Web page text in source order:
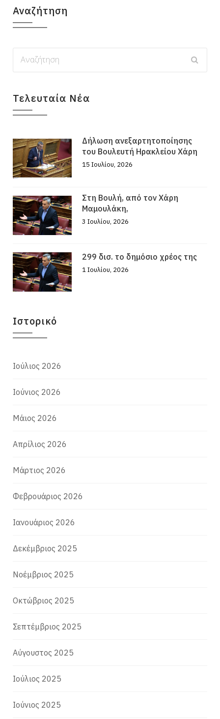
Αναζήτηση
Τελευταία Νέα
Δήλωση ανεξαρτητοποίησης
του Βουλευτή Ηρακλείου Χάρη
15 Ιουλίου, 2026
Στη Βουλή, από τον Χάρη
Μαμουλάκη,
3 Ιουλίου, 2026
299 δισ. το δημόσιο χρέος της
1 Ιουλίου, 2026
Ιστορικό
Ιούλιος 2026
Ιούνιος 2026
Μάιος 2026
Απρίλιος 2026
Μάρτιος 2026
Φεβρουάριος 2026
Ιανουάριος 2026
Δεκέμβριος 2025
Νοέμβριος 2025
Οκτώβριος 2025
Σεπτέμβριος 2025
Αύγουστος 2025
Ιούλιος 2025
Ιούνιος 2025